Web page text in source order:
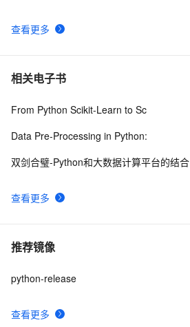
查看更多
相关电子书
查看更多
From Python Scikit-Learn to Sc
Data Pre-Processing in Python:
双剑合璧-Python和大数据计算平台的结合
推荐镜像
查看更多
python-release